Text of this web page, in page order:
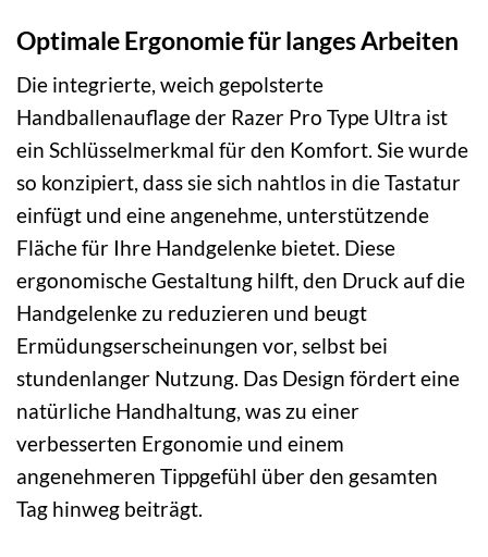
Optimale Ergonomie für langes Arbeiten
Die integrierte, weich gepolsterte
Handballenauflage der Razer Pro Type Ultra ist
ein Schlüsselmerkmal für den Komfort. Sie wurde
so konzipiert, dass sie sich nahtlos in die Tastatur
einfügt und eine angenehme, unterstützende
Fläche für Ihre Handgelenke bietet. Diese
ergonomische Gestaltung hilft, den Druck auf die
Handgelenke zu reduzieren und beugt
Ermüdungserscheinungen vor, selbst bei
stundenlanger Nutzung. Das Design fördert eine
natürliche Handhaltung, was zu einer
verbesserten Ergonomie und einem
angenehmeren Tippgefühl über den gesamten
Tag hinweg beiträgt.